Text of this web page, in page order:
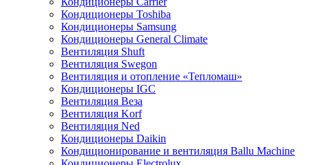
Кондиционеры Toshiba
Кондиционеры Samsung
Кондиционеры General Climate
Вентиляция Shuft
Вентиляция Swegon
Вентиляция и отопление «Тепломаш»
Кондиционеры IGC
Вентиляция Веза
Вентиляция Korf
Вентиляция Ned
Кондиционеры Daikin
Кондиционирование и вентиляция Ballu Machine